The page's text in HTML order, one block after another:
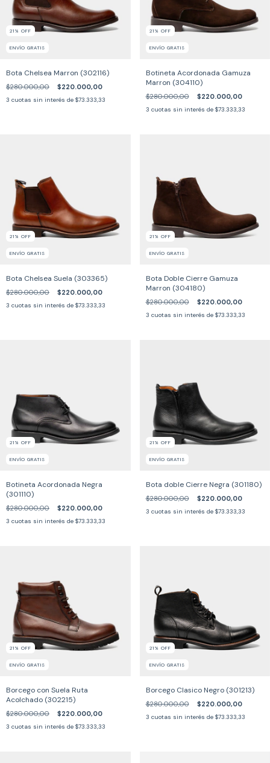
21 % OFF
ENVÍO GRATIS
Bota Chelsea Marron (302116)
$280.000,00 $220.000,00
3 cuotas sin interés de $73.333,33
21 % OFF
ENVÍO GRATIS
Botineta Acordonada Gamuza
Marron (304110)
$280.000,00 $220.000,00
3 cuotas sin interés de $73.333,33
21 % OFF
ENVÍO GRATIS
Bota Chelsea Suela (303365)
$280.000,00 $220.000,00
3 cuotas sin interés de $73.333,33
21 % OFF
ENVÍO GRATIS
Bota Doble Cierre Gamuza
Marron (304180)
$280.000,00 $220.000,00
3 cuotas sin interés de $73.333,33
21 % OFF
ENVÍO GRATIS
Botineta Acordonada Negra
(301110)
$280.000,00 $220.000,00
3 cuotas sin interés de $73.333,33
21 % OFF
ENVÍO GRATIS
Bota doble Cierre Negra (301180)
$280.000,00 $220.000,00
3 cuotas sin interés de $73.333,33
21 % OFF
ENVÍO GRATIS
Borcego con Suela Ruta
Acolchado (302215)
$280.000,00 $220.000,00
3 cuotas sin interés de $73.333,33
21 % OFF
ENVÍO GRATIS
Borcego Clasico Negro (301213)
$280.000,00 $220.000,00
3 cuotas sin interés de $73.333,33